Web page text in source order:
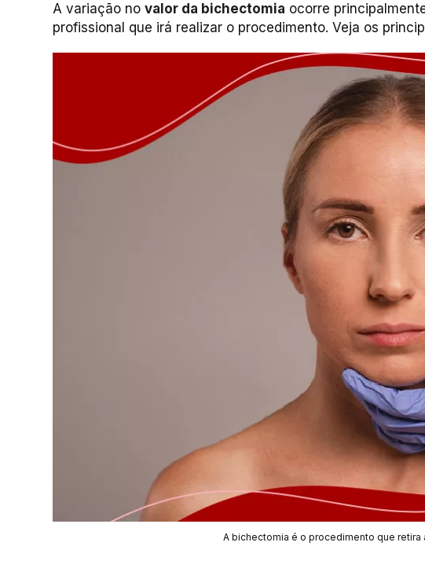
A variação no valor da bichectomia ocorre
profissional que irá realizar o procedimento. Veja os
A bichectomia é o procedimento que retira